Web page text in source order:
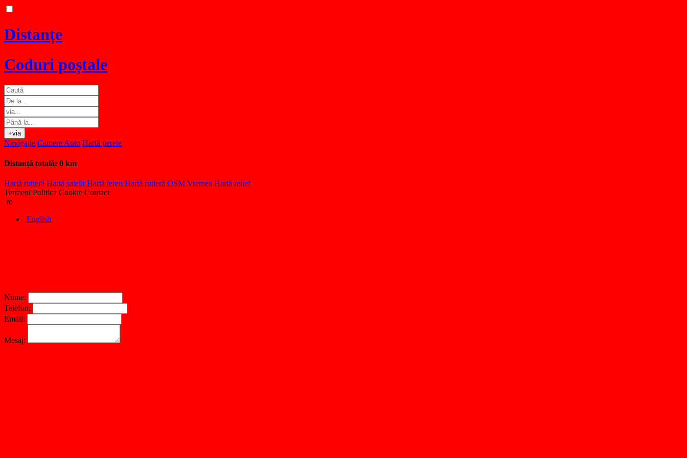
Distanțe
Coduri poștale
+via
Navigație Camere Auto Hartă perete
Distanță totală: 0 km
Hartă rutieră Hartă satelit Hartă teren Hartă rutieră OSM Vremea Hartă relief
Termeni Politica Cookie Contact
ro
English
Nume:
Telefon:
Email:
Mesaj: